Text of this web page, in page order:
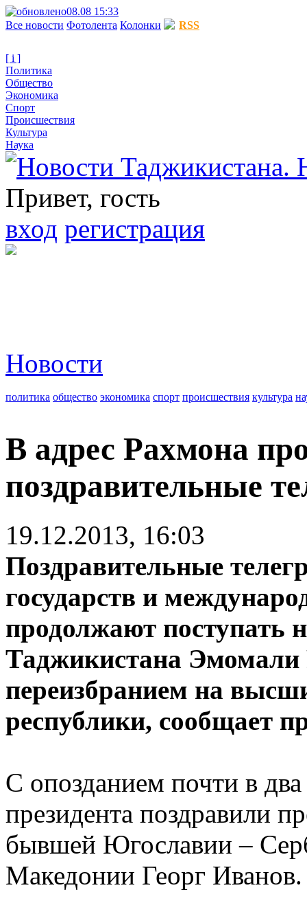
08.08 15:33
Все новости Фотолента Колонки RSS
[ i ]
Политика
Общество
Экономика
Спорт
Происшествия
Культура
Наука
Привет, гость
вход регистрация
Новости
политика общество экономика спорт происшествия культура
В адрес Рахмона
поздравительные
19.12.2013, 16:03
Поздравительные
государств и
продолжают поступать
Таджикистана Эмомали
переизбранием на
республики, сообщает
С опозданием почти в
президента поздравили
бывшей Югославии –
Македонии Георг Иванов.